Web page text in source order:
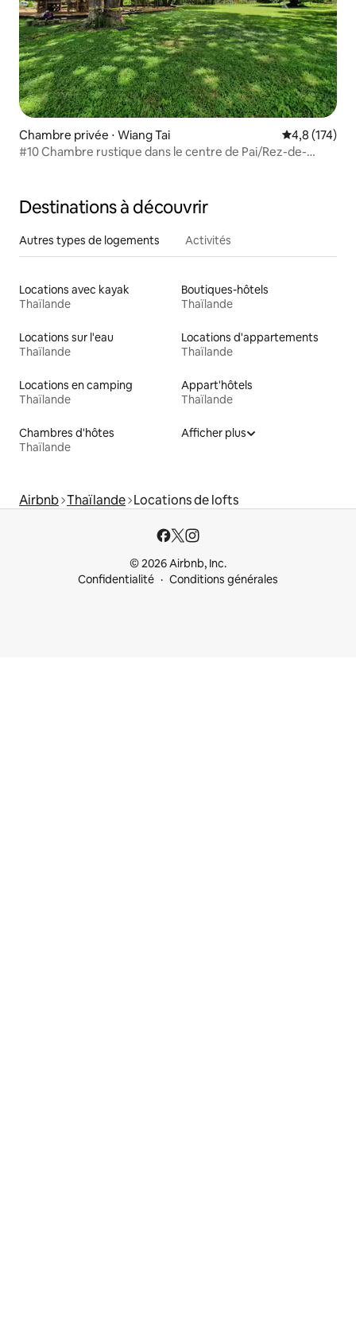
Chambre privée ⋅ Wiang Tai Évaluation
4,8 (174)
#10 Chambre rustique dans le centre de Pai/Rez-de-
Destinations à découvrir
Autres types de logements Activités
Locations avec kayak
Thaïlande
Boutiques-hôtels
Thaïlande
Locations sur l'eau
Thaïlande
Locations d'appartements
Thaïlande
Locations en camping
Thaïlande
Appart'hôtels
Thaïlande
Chambres d'hôtes
Thaïlande
Afficher plus
Airbnb Thaïlande Locations de lofts
© 2026 Airbnb, Inc.
Confidentialité
Conditions générales